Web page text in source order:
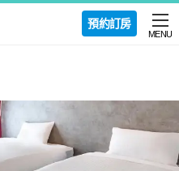
預約訂房
MENU